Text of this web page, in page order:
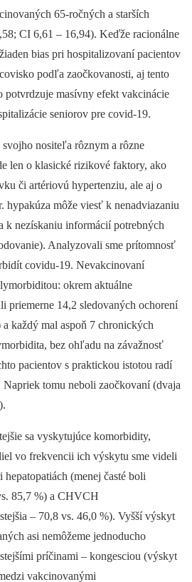
65-ročných a starších
CI 6,61 –⁠ 16,94). Keďže racionálne
bias pri hospitalizovaní pacientov
podľa zaočkovanosti, aj tento
potvrdzuje masívny efekt vakcinácie
seniorov pre covid-19.
nositeľa rôznym a rôzne
len o klasické rizikové faktory, ako
či artériovú hypertenziu, ale aj o
hypakúza môže viesť k nenadviazaniu
k nezískaniu informácií potrebných
Analyzovali sme prítomnosť
covidu-19. Nevakcinovaní
okrem aktuálne
priemerne 14,2 sledovaných ochorení
každý mal aspoň 7 chronických
bez ohľadu na závažnosť
pacientov s praktickou istotou radí
tomu neboli zaočkovaní (dvaja
sa vyskytujúce komorbidity,
vo frekvencii ich výskytu sme videli
(menej časté boli
85,7 %) a CHVCH
–⁠ 70,8 vs. 46,0 %). Vyšší výskyt
asi nemôžeme jednoducho
príčinami –⁠ kongesciou (výskyt
vakcinovanými